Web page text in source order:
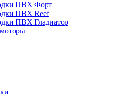
ПВХ Форт
ПВХ Reef
ПВХ Гладиатор